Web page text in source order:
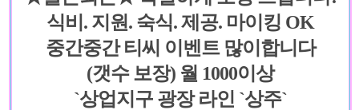
식비. 지원. 숙식. 제공. 마이킹 OK
중간중간 티씨 이벤트 많이합니다
(갯수 보장) 월 1000이상
`상업지구 광장 라인 `상주`